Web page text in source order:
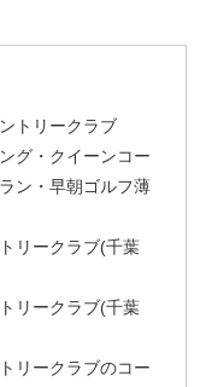
トリークラブ
グ・クイーンコー
ン・早朝ゴルフ薄
リークラブ(千葉
リークラブ(千葉
リークラブのコー